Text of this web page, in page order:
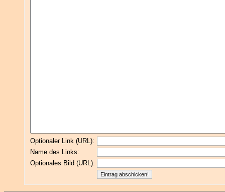
Optionaler Link (URL):
Name des Links:
Optionales Bild (URL):